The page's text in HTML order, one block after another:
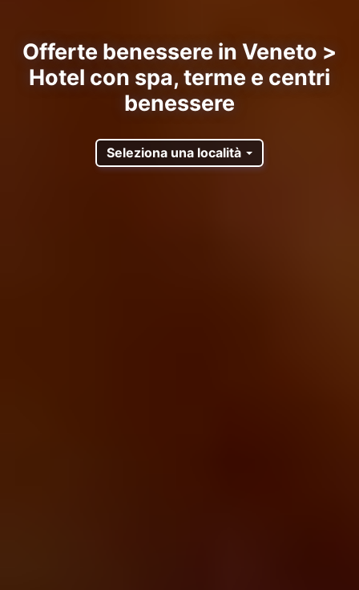
Offerte benessere in Veneto >
Hotel con spa, terme e centri
benessere
Seleziona una località